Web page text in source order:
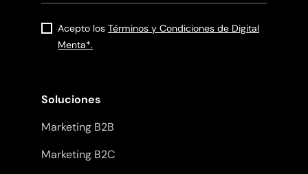
Acepto los Términos y Condiciones de Digital
Menta*.
Soluciones
Marketing B2B
Marketing B2C